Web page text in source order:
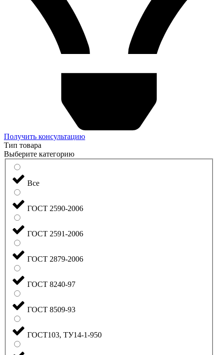
Получить консультацию
Тип товара
Выберите категорию
Все
ГОСТ 2590-2006
ГОСТ 2591-2006
ГОСТ 2879-2006
ГОСТ 8240-97
ГОСТ 8509-93
ГОСТ103, ТУ14-1-950